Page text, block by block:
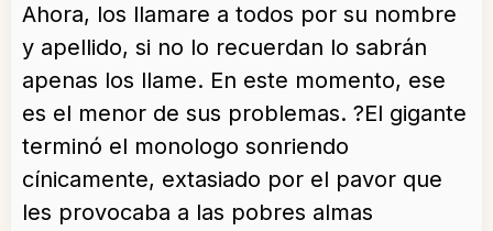
Ahora, los llamare a todos por su nombre
y apellido, si no lo recuerdan lo sabrán
apenas los llame. En este momento, ese
es el menor de sus problemas. ?El gigante
terminó el monologo sonriendo
cínicamente, extasiado por el pavor que
les provocaba a las pobres almas